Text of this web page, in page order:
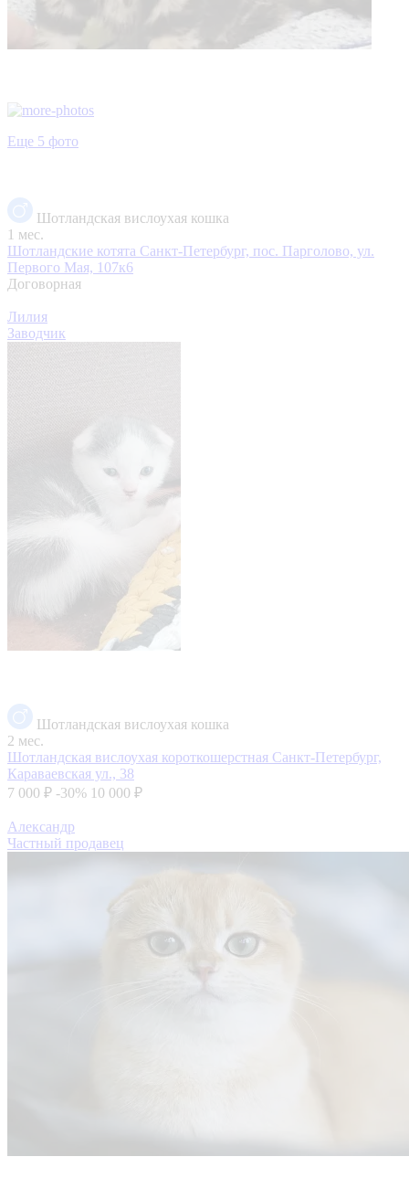
Еще 5 фото
Шотландская вислоухая кошка
1 мес.
Шотландские котята Санкт-Петербург, пос. Парголово, ул.
Первого Мая, 107к6
Договорная
Лилия
Заводчик
Шотландская вислоухая кошка
2 мес.
Шотландская вислоухая короткошерстная Санкт-Петербург,
Караваевская ул., 38
7 000 ₽ -30% 10 000 ₽
Александр
Частный продавец